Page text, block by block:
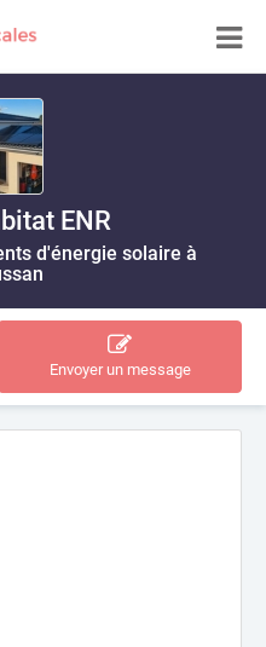
ENR
d'énergie solaire à
Envoyer un message